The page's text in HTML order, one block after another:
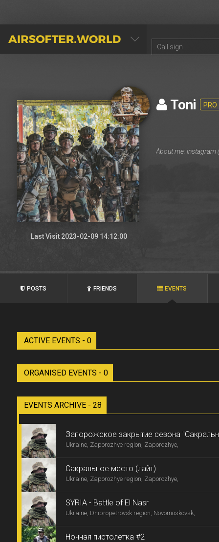
AIRSOFTER.WORLD
Last Visit 2023-02-09 14:12:00
Toni PRO
POSTS FRIENDS EVENTS
ACTIVE EVENTS - 0
ORGANISED EVENTS - 0
EVENTS ARCHIVE - 28
Запорожское закрытие сезона
Ukraine, Zaporozhye region, Zaporozhye,
Сакральное место (лайт)
Ukraine, Zaporozhye region, Zaporozhye,
SYRIA - Battle of El Nasr
Ukraine, Dnipropetrovsk region, Novomoskovsk,
Ночная пистолетка #2